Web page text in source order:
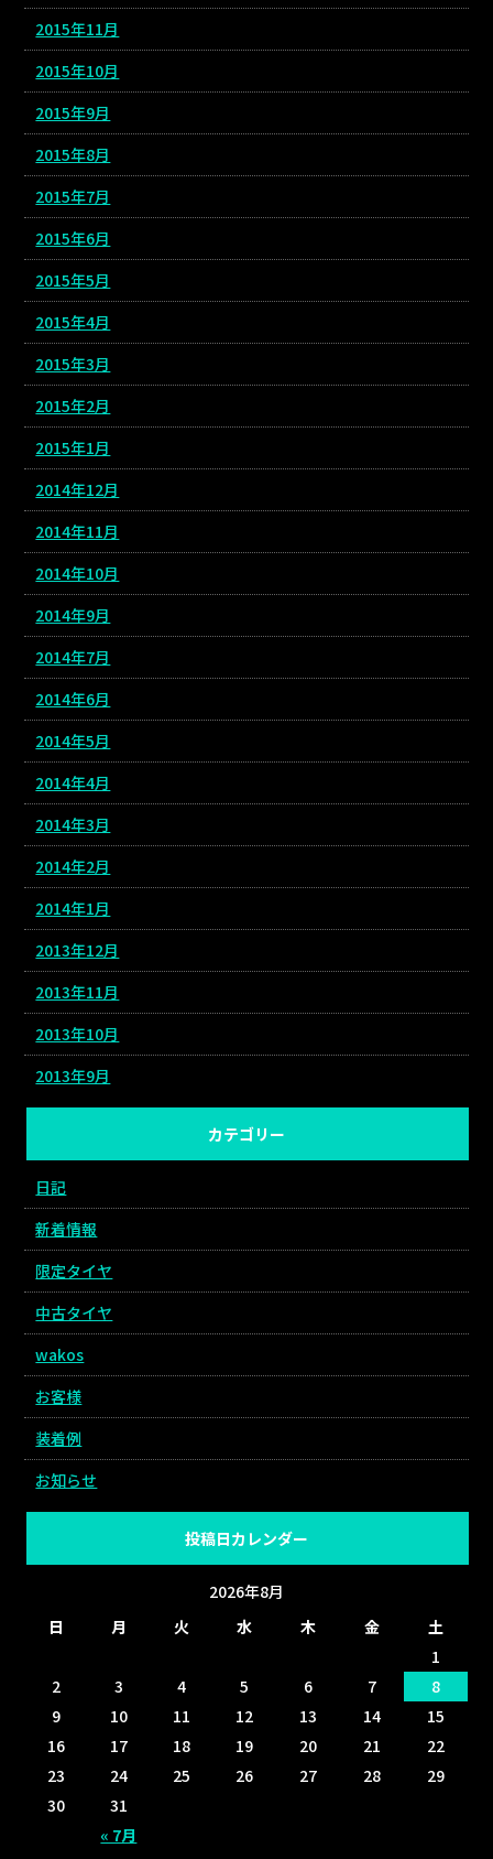
2015年11月
2015年10月
2015年9月
2015年8月
2015年7月
2015年6月
2015年5月
2015年4月
2015年3月
2015年2月
2015年1月
2014年12月
2014年11月
2014年10月
2014年9月
2014年7月
2014年6月
2014年5月
2014年4月
2014年3月
2014年2月
2014年1月
2013年12月
2013年11月
2013年10月
2013年9月
カテゴリー
日記
新着情報
限定タイヤ
中古タイヤ
wakos
お客様
装着例
お知らせ
投稿日カレンダー
2026年8月
日
月 火 水 木 金 土
« 7月
1
2
3 4 5 6 7
8
9
10 11 12 13 14
15
16
17 18 19 20 21
22
23
24 25 26 27 28
29
30
31